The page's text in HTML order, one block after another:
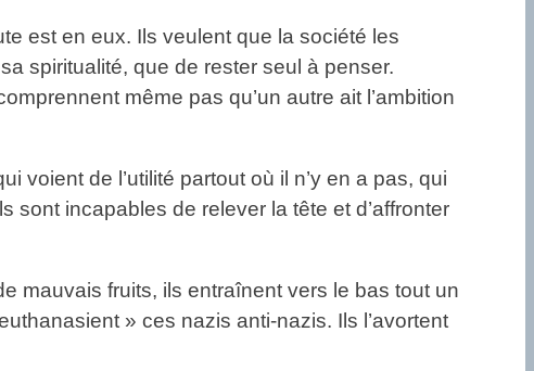
est en eux. Ils veulent que la société les
spiritualité, que de rester seul à penser.
même pas qu’un autre ait l’ambition
voient de l’utilité partout où il n’y en a pas, qui
sont incapables de relever la tête et d’affronter
mauvais fruits, ils entraînent vers le bas tout un
» ces nazis anti-nazis. Ils l’avortent